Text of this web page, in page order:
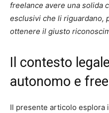
freelance avere una solida
esclusivi che li riguardano,
ottenere il giusto
Il contesto
autonomo e
Il presente articolo esplora